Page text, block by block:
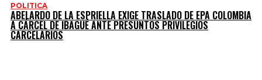
POLITICA
ABELARDO DE LA ESPRIELLA EXIGE TRASLADO DE EPA COLOMBIA
A CÁRCEL DE IBAGUÉ ANTE PRESUNTOS PRIVILEGIOS
CARCELARIOS